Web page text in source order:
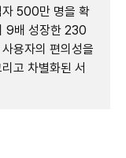
자 500만 명을 확
9배 성장한 230
용자의 편의성을
고 차별화된 서